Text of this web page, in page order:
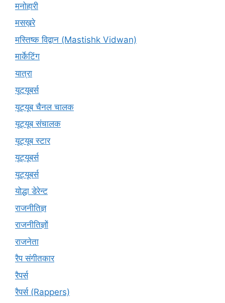
मनोहारी
मसख़रे
मस्तिष्क विद्वान (Mastishk Vidwan)
मार्केटिंग
यात्रा
यूटयूबर्स
यूट्यूब चैनल चालक
यूट्यूब संचालक
यूट्यूब स्टार
यूट्‍यूबर्स
यूट्यूबर्स
योद्धा डेरेन्ट
राजनीतिज्ञ
राजनीतिज्ञों
राजनेता
रैप संगीतकार
रैपर्स
रैपर्स (Rappers)